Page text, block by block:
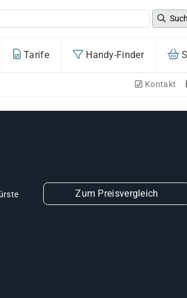
Tarife Handy-Finder
Kontakt
Zum Preisvergleich